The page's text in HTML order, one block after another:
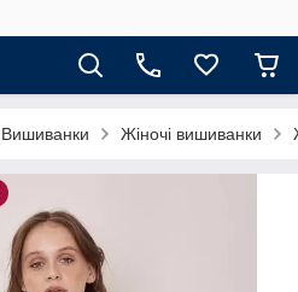
Вишиванки Жіночі вишиванки